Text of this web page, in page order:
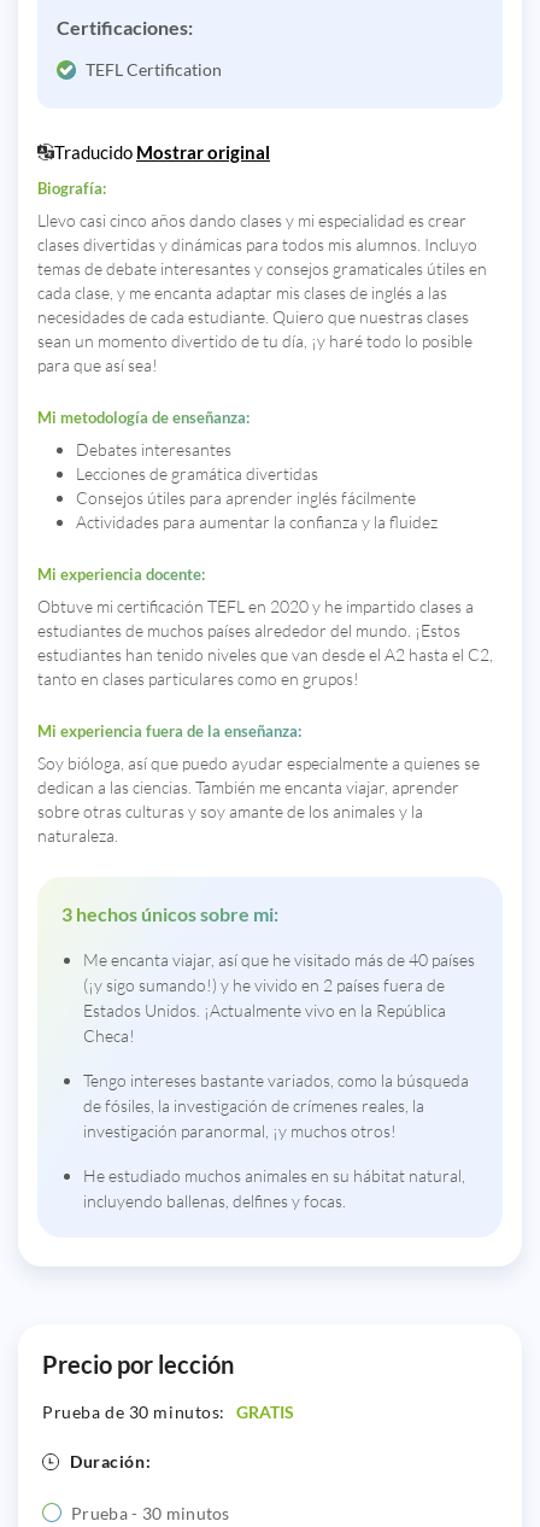
Certificaciones:
TEFL Certification
Traducido Mostrar original
Biografía:
Llevo casi cinco años dando clases y mi especialidad es crear
clases divertidas y dinámicas para todos mis alumnos. Incluyo
temas de debate interesantes y consejos gramaticales útiles en
cada clase, y me encanta adaptar mis clases de inglés a las
necesidades de cada estudiante. Quiero que nuestras clases
sean un momento divertido de tu día, ¡y haré todo lo posible
para que así sea!
Mi metodología de enseñanza:
Debates interesantes
Lecciones de gramática divertidas
Consejos útiles para aprender inglés fácilmente
Actividades para aumentar la confianza y la fluidez
Mi experiencia docente:
Obtuve mi certificación TEFL en 2020 y he impartido clases a
estudiantes de muchos países alrededor del mundo. ¡Estos
estudiantes han tenido niveles que van desde el A2 hasta el C2,
tanto en clases particulares como en grupos!
Mi experiencia fuera de la enseñanza:
Soy bióloga, así que puedo ayudar especialmente a quienes se
dedican a las ciencias. También me encanta viajar, aprender
sobre otras culturas y soy amante de los animales y la
naturaleza.
3 hechos únicos sobre mi:
Me encanta viajar, así que he visitado más de 40 países
(¡y sigo sumando!) y he vivido en 2 países fuera de
Estados Unidos. ¡Actualmente vivo en la República
Checa!
Tengo intereses bastante variados, como la búsqueda
de fósiles, la investigación de crímenes reales, la
investigación paranormal, ¡y muchos otros!
He estudiado muchos animales en su hábitat natural,
incluyendo ballenas, delfines y focas.
Precio por lección
Prueba de 30 minutos: GRATIS
Duración:
Prueba - 30 minutos